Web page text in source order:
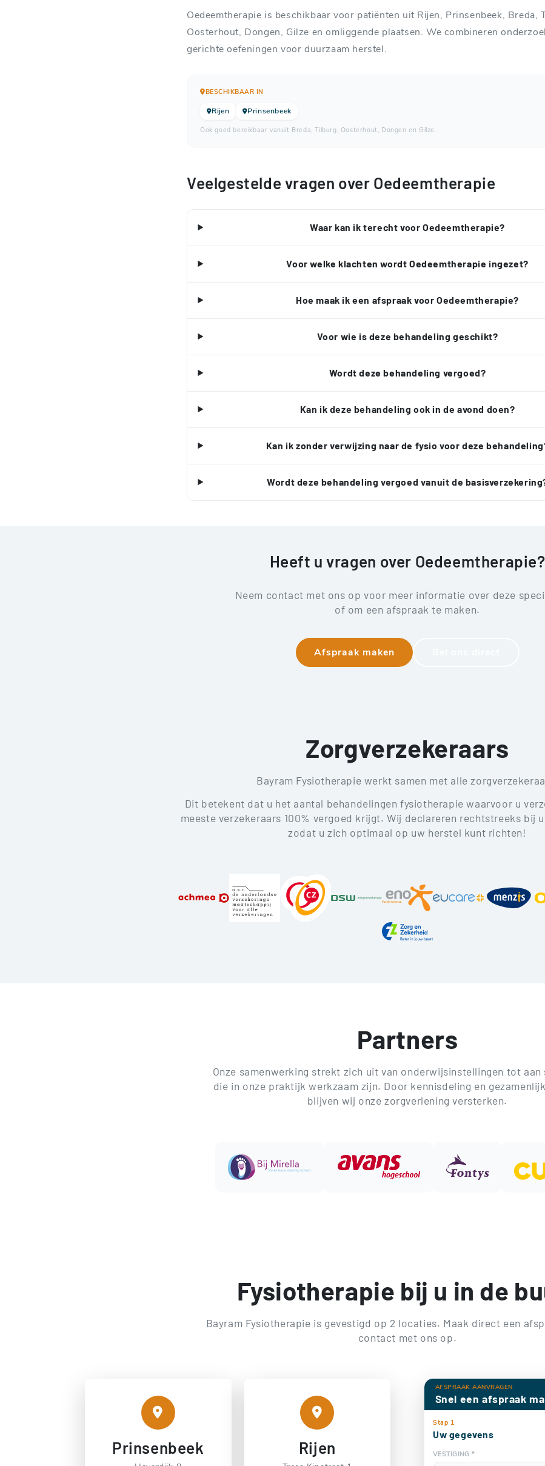
Oedeemtherapie is beschikbaar voor patiënten uit Rijen, Prinsenbeek, Breda,
Oosterhout, Dongen, Gilze en omliggende plaatsen. We combineren
gerichte oefeningen voor duurzaam herstel.
BESCHIKBAAR IN
Rijen Prinsenbeek
Ook goed bereikbaar vanuit Breda, Tilburg, Oosterhout, Dongen en Gilze.
Veelgestelde vragen over Oedeemtherapie
Waar kan ik terecht voor Oedeemtherapie?
Voor welke klachten wordt Oedeemtherapie ingezet?
Hoe maak ik een afspraak voor Oedeemtherapie?
Voor wie is deze behandeling geschikt?
Wordt deze behandeling vergoed?
Kan ik deze behandeling ook in de avond doen?
Kan ik zonder verwijzing naar de fysio voor deze
Wordt deze behandeling vergoed vanuit de
Heeft u vragen over Oedeemtherapie?
Neem contact met ons op voor meer informatie over deze
of om een afspraak te maken.
Afspraak maken
Zorgverzekeraars
Bayram Fysiotherapie werkt samen met alle
Dit betekent dat u het aantal behandelingen fysiotherapie waarvoor u
meeste verzekeraars 100% vergoed krijgt. Wij declareren rechtstreeks bij
zodat u zich optimaal op uw herstel kunt richten!
Partners
Onze samenwerking strekt zich uit van onderwijsinstellingen tot aan
die in onze praktijk werkzaam zijn. Door kennisdeling en
blijven wij onze zorgverlening versterken.
Fysiotherapie bij u in de
Bayram Fysiotherapie is gevestigd op 2 locaties. Maak direct een
contact met ons op.
Prinsenbeek Rijen
AFSPRAAK AANVRAGEN
Snel een afspraak
Stap 1
Uw gegevens
VESTIGING *